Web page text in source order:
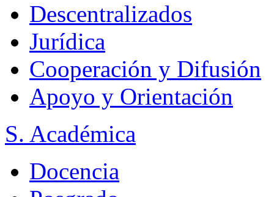
Descentralizados
Jurídica
Cooperación y Difusión
Apoyo y Orientación
S. Académica
Docencia